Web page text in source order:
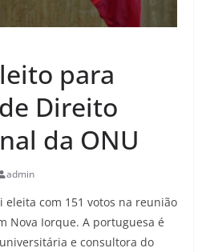
para
Direito
da ONU
admin
eleita com 151 votos na reunião
Nova Iorque. A portuguesa é
e consultora do